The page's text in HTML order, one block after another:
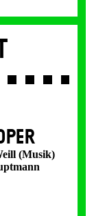
(Musik)